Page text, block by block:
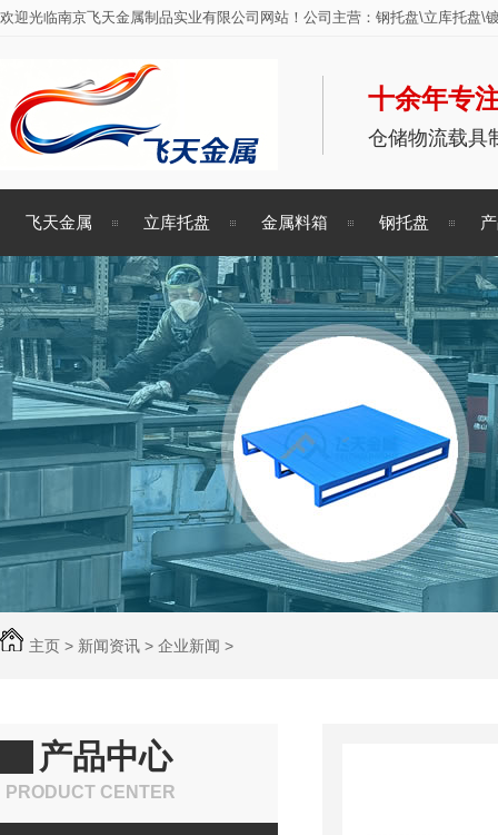
欢迎光临南京飞天金属制品实业有限公司网站！公司主营：钢托盘\立库托盘\
十余年专
仓储物流载具
飞天金属 立库托盘 金属料箱 钢托盘
主页 > 新闻资讯 > 企业新闻 >
产品中心
PRODUCT CENTER